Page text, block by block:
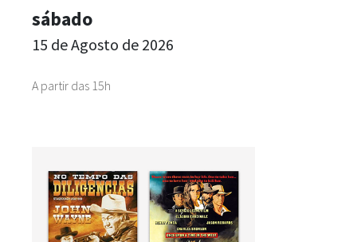
A partir das 15h
sábado
15 de Agosto de 2026